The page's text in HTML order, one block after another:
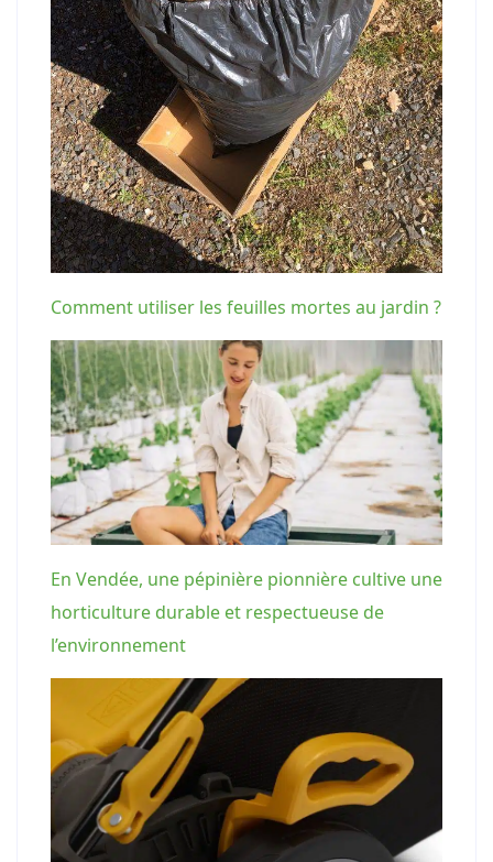
Comment utiliser les feuilles mortes au jardin ?
En Vendée, une pépinière pionnière cultive une
horticulture durable et respectueuse de
l’environnement